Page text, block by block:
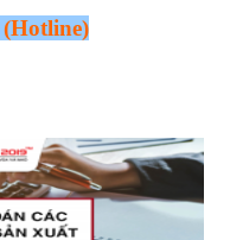
(Hotline)